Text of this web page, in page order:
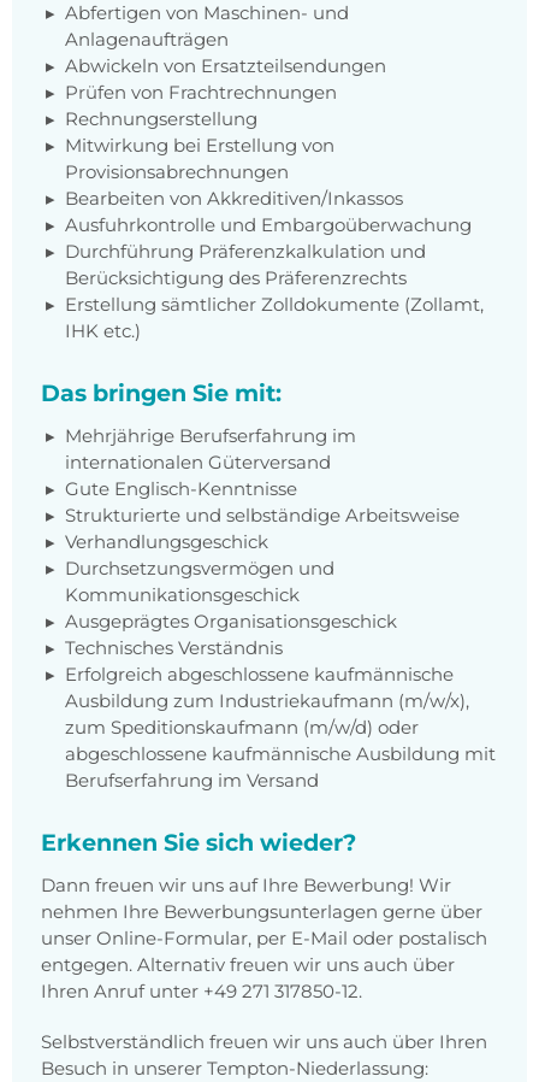
Abfertigen von Maschinen- und
Anlagenaufträgen
Abwickeln von Ersatzteilsendungen
Prüfen von Frachtrechnungen
Rechnungserstellung
Mitwirkung bei Erstellung von
Provisionsabrechnungen
Bearbeiten von Akkreditiven/Inkassos
Ausfuhrkontrolle und Embargoüberwachung
Durchführung Präferenzkalkulation und
Berücksichtigung des Präferenzrechts
Erstellung sämtlicher Zolldokumente (Zollamt,
IHK etc.)
Das bringen Sie mit:
Mehrjährige Berufserfahrung im
internationalen Güterversand
Gute Englisch-Kenntnisse
Strukturierte und selbständige Arbeitsweise
Verhandlungsgeschick
Durchsetzungsvermögen und
Kommunikationsgeschick
Ausgeprägtes Organisationsgeschick
Technisches Verständnis
Erfolgreich abgeschlossene kaufmännische
Ausbildung zum Industriekaufmann (m/w/x),
zum Speditionskaufmann (m/w/d) oder
abgeschlossene kaufmännische Ausbildung mit
Berufserfahrung im Versand
Erkennen Sie sich wieder?
Dann freuen wir uns auf Ihre Bewerbung! Wir
nehmen Ihre Bewerbungsunterlagen gerne über
unser Online-Formular, per E-Mail oder postalisch
entgegen. Alternativ freuen wir uns auch über
Ihren Anruf unter +49 271 317850-12.
Selbstverständlich freuen wir uns auch über Ihren
Besuch in unserer Tempton-Niederlassung: